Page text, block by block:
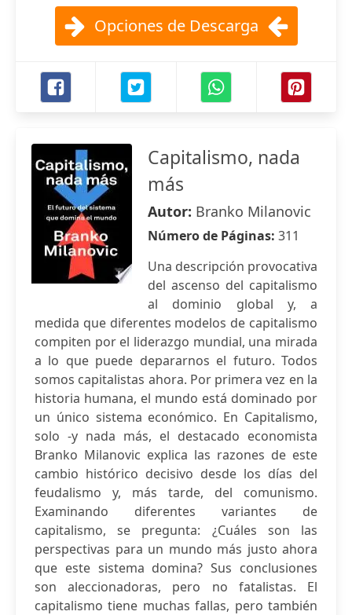
Opciones de Descarga
Capitalismo, nada
más
Autor: Branko Milanovic
Número de Páginas: 311
Una descripción provocativa
del ascenso del capitalismo
al dominio global y, a
medida que diferentes modelos de capitalismo
compiten por el liderazgo mundial, una mirada
a lo que puede depararnos el futuro. Todos
somos capitalistas ahora. Por primera vez en la
historia humana, el mundo está dominado por
un único sistema económico. En Capitalismo,
solo -y nada más, el destacado economista
Branko Milanovic explica las razones de este
cambio histórico decisivo desde los días del
feudalismo y, más tarde, del comunismo.
Examinando diferentes variantes de
capitalismo, se pregunta: ¿Cuáles son las
perspectivas para un mundo más justo ahora
que este sistema domina? Sus conclusiones
son aleccionadoras, pero no fatalistas. El
capitalismo tiene muchas fallas, pero también